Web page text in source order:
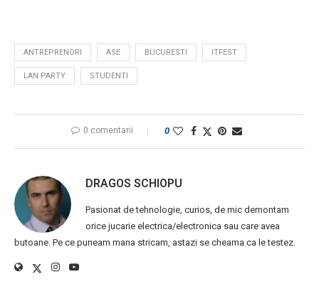
ANTREPRENORI ASE BUCURESTI ITFEST
LAN PARTY STUDENTI
0 comentarii 0
DRAGOS SCHIOPU
Pasionat de tehnologie, curios, de mic demontam
orice jucarie electrica/electronica sau care avea
butoane. Pe ce puneam mana stricam, astazi se cheama ca le testez.